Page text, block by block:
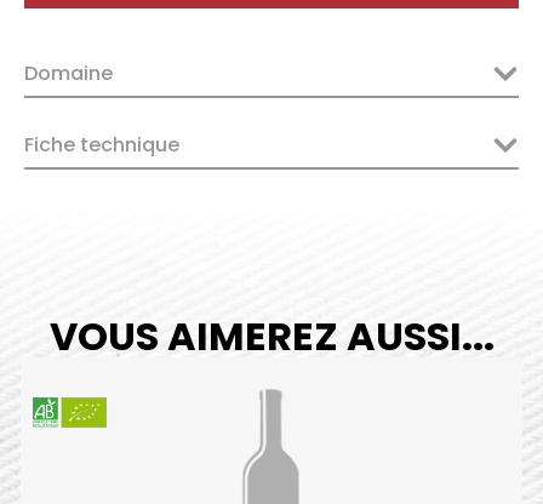
de-
Les
Coutures
quantity
Domaine
Fiche technique
VOUS AIMEREZ AUSSI...